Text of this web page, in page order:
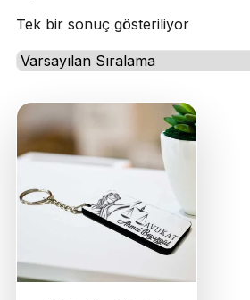
Özel Günler
Öğrenci Motivasyon Hediyeleri
Yaka Rozeti
Farklı Hediyeler
Tek bir sonuç gösteriliyor